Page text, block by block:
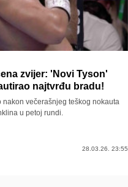
zvijer: 'Novi Tyson'
najtvrđu bradu!
nakon večerašnjeg teškog nokauta
u petoj rundi.
28.03.26. 23:55